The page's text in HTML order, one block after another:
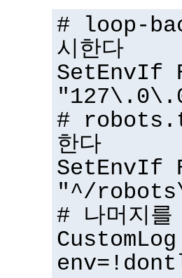
# loop-
시한다
SetEnvIf
#
한다
SetEnvIf
"^/
# 나머지를